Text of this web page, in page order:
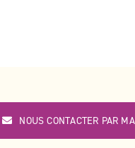
NOUS CONTACTER PAR